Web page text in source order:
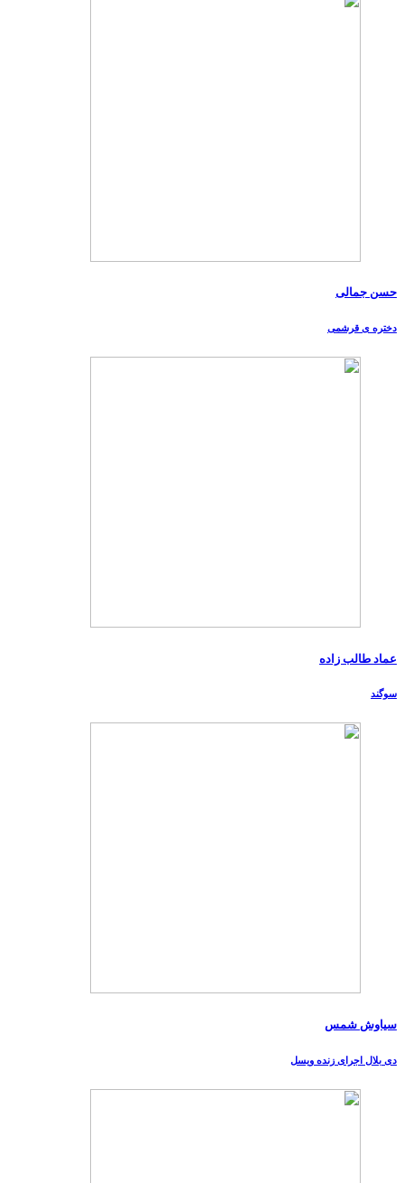
حسن جمالی
دختره ی قرشمی
عماد طالب زاده
سوگند
سیاوش شمس
دی بلال اجرای زنده ویسل